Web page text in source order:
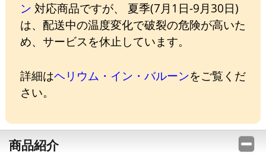
ン 対応商品ですが、 夏季(7月1日-9月30日)
は、配送中の温度変化で破裂の危険が高いた
め、サービスを休止しています。
詳細はヘリウム・イン・バルーンをご覧くだ
さい。
商品紹介